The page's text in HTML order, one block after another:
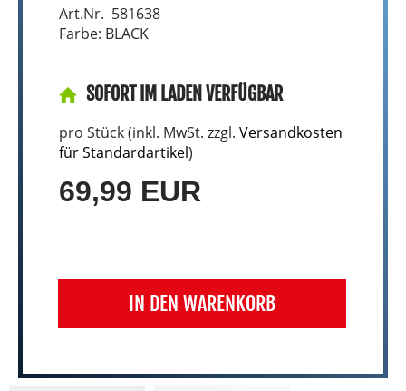
Art.Nr. 581638
Farbe: BLACK
SOFORT IM LADEN VERFÜGBAR
pro Stück (inkl. MwSt. zzgl. Versandkosten
für Standardartikel)
69,99 EUR
IN DEN WARENKORB